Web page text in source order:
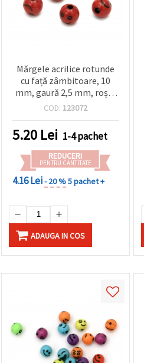
Mărgele acrilice rotunde
cu față zâmbitoare, 10
mm, gaură 2,5 mm, roșii,
20 g (~38 buc.)
COD: 123072
5.20 Lei 1-4 pachet
REDUCERI
PENTRU CANTITATE
4.16 Lei- 20 %5 pachet +
ADAUGA IN COS